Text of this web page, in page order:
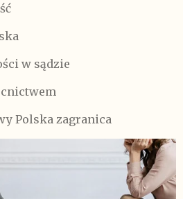
w sądzie
Polska zagranica